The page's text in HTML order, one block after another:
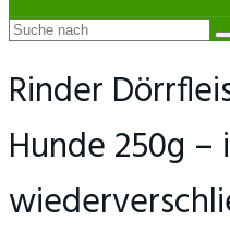
Rinder
Hunde 250g